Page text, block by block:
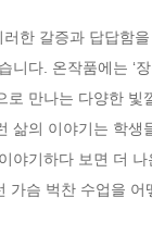
러한 갈증과 답답함
다. 온작품에는 ‘장
로 만나는 다양한
삶의 이야기는 학
야기하다 보면 더
가슴 벅찬 수업을